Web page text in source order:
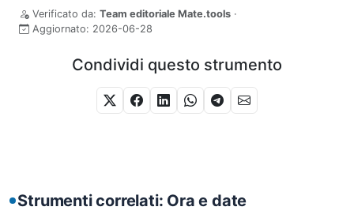
Verificato da: Team editoriale Mate.tools ·
Aggiornato: 2026-06-28
Condividi questo strumento
Strumenti correlati: Ora e date